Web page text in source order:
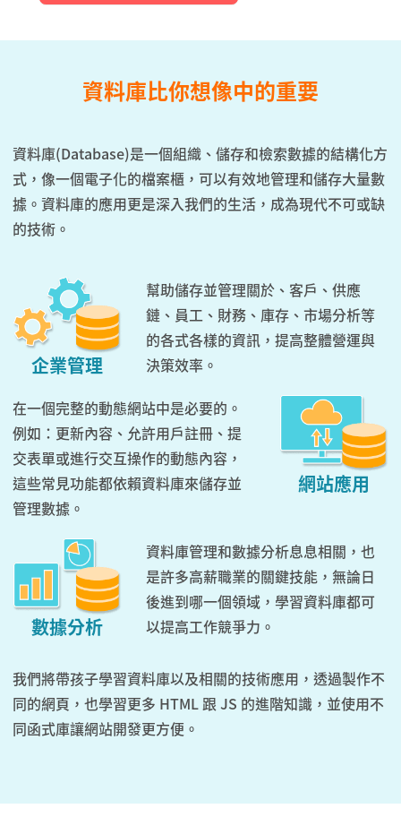
資料庫比你想像中的重要
資料庫(Database)是一個組織、儲存和檢索數據的結構化方
式，像一個電子化的檔案櫃，可以有效地管理和儲存大量數
據。資料庫的應用更是深入我們的生活，成為現代不可或缺
的技術。
企業管理
幫助儲存並管理關於、客戶、供應
鏈、員工、財務、庫存、市場分析等
的各式各樣的資訊，提高整體營運與
決策效率。
在一個完整的動態網站中是必要的。
例如：更新內容、允許用戶註冊、提
交表單或進行交互操作的動態內容，
這些常見功能都依賴資料庫來儲存並
管理數據。
網站應用
數據分析
資料庫管理和數據分析息息相關，也
是許多高薪職業的關鍵技能，無論日
後進到哪一個領域，學習資料庫都可
以提高工作競爭力。
我們將帶孩子學習資料庫以及相關的技術應用，透過製作不
同的網頁，也學習更多 HTML 跟 JS 的進階知識，並使用不
同函式庫讓網站開發更方便。